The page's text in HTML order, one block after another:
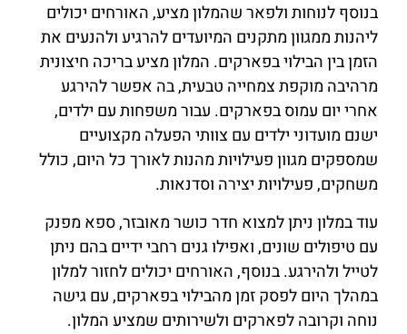
בנוסף לנוחות ולפאר שהמלון מציע, האורחים יכולים
ליהנות ממגוון מתקנים המיועדים להרגיע ולהנעים את
הזמן בין הבילוי בפארקים. המלון מציע בריכה חיצונית
מרהיבה מוקפת צמחייה טבעית, בה אפשר להירגע
אחרי יום עמוס בפארקים. עבור משפחות עם ילדים,
ישנם מועדוני ילדים עם צוותי הפעלה מקצועיים
שמספקים מגוון פעילויות מהנות לאורך כל היום, כולל
משחקים, פעילויות יצירה וסדנאות.
עוד במלון ניתן למצוא חדר כושר מאובזר, ספא מפנק
עם טיפולים שונים, ואפילו גנים רחבי ידיים בהם ניתן
לטייל ולהירגע. בנוסף, האורחים יכולים לחזור למלון
במהלך היום לפסק זמן מהבילוי בפארקים, עם גישה
נוחה וקרובה לפארקים ולשירותים שמציע המלון.